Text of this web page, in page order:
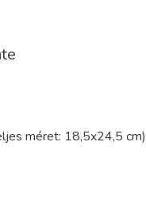
méret: 18,5x24,5 cm)